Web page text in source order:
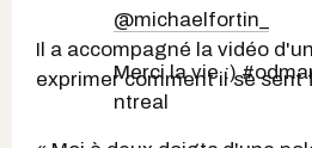
@michaelfortin_
Merci la vie :)
ntreal
Il a accompagné la vidéo
exprimer comment il se sent